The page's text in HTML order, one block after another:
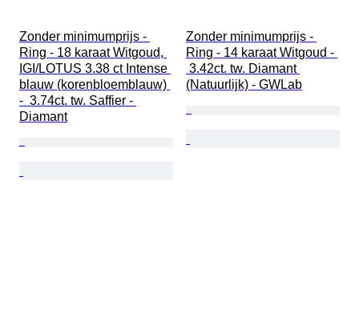
Zonder minimumprijs -
Ring - 18 karaat Witgoud,
IGI/LOTUS 3.38 ct Intense
blauw (korenbloemblauw)
-  3.74ct. tw. Saffier -
Diamant
Zonder minimumprijs -
Ring - 14 karaat Witgoud -
3.42ct. tw. Diamant
(Natuurlijk) - GWLab